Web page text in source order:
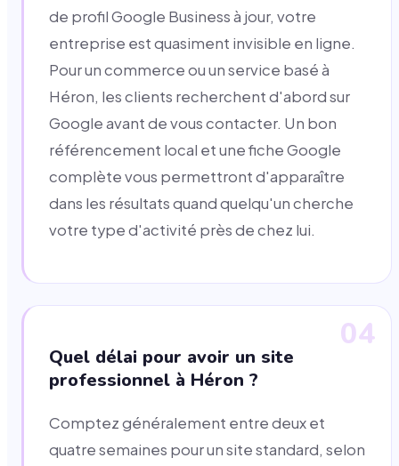
de profil Google Business à jour, votre
entreprise est quasiment invisible en ligne.
Pour un commerce ou un service basé à
Héron, les clients recherchent d'abord sur
Google avant de vous contacter. Un bon
référencement local et une fiche Google
complète vous permettront d'apparaître
dans les résultats quand quelqu'un cherche
votre type d'activité près de chez lui.
04
Quel délai pour avoir un site
professionnel à Héron ?
Comptez généralement entre deux et
quatre semaines pour un site standard, selon